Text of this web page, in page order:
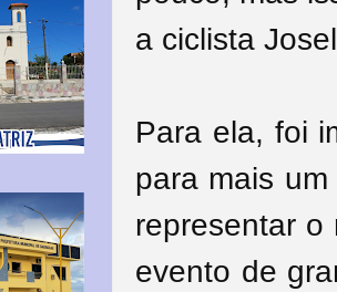
a ciclista
Para ela, foi
para mais
representar o
evento de